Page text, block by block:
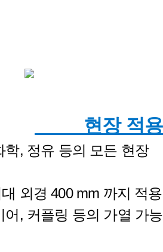
현장 적용
학, 정유 등의 모든 현장
외경 400 mm 까지 적용
어, 커플링 등의 가열 가능